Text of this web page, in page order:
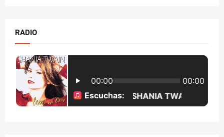
RADIO